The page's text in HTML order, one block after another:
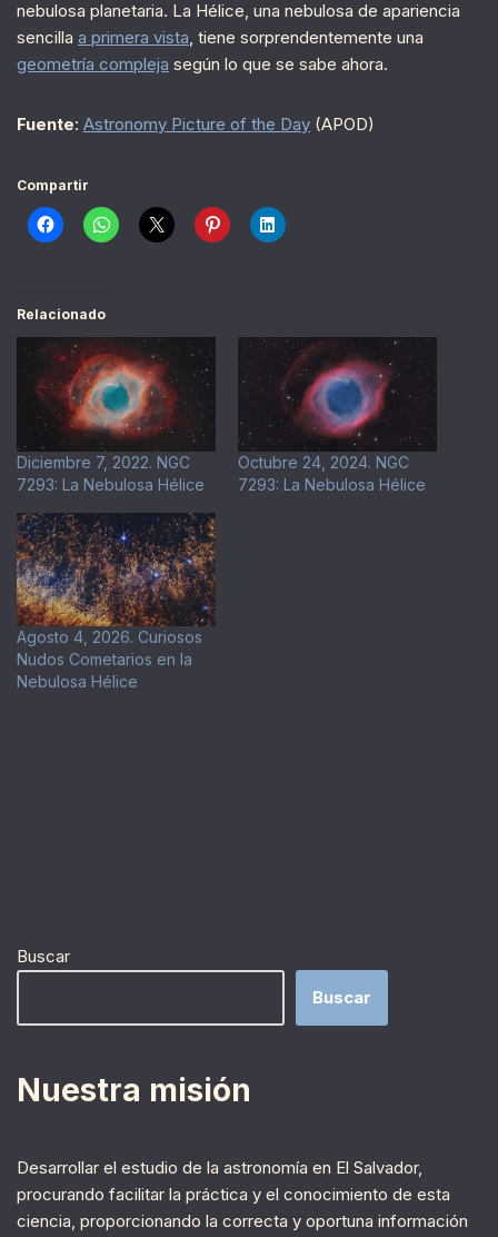
nebulosa planetaria. La Hélice, una nebulosa de apariencia
sencilla a primera vista, tiene sorprendentemente una
geometría compleja según lo que se sabe ahora.
Fuente: Astronomy Picture of the Day (APOD)
Compartir
Relacionado
Diciembre 7, 2022. NGC
7293: La Nebulosa Hélice
Octubre 24, 2024. NGC
7293: La Nebulosa Hélice
Agosto 4, 2026. Curiosos
Nudos Cometarios en la
Nebulosa Hélice
Buscar
Buscar
Nuestra misión
Desarrollar el estudio de la astronomía en El Salvador,
procurando facilitar la práctica y el conocimiento de esta
ciencia, proporcionando la correcta y oportuna información